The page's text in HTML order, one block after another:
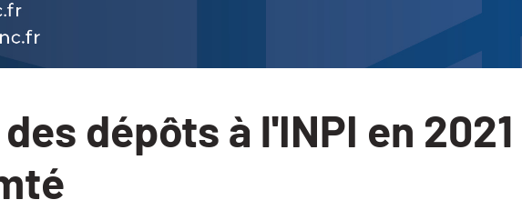
dépôts à l'INPI en